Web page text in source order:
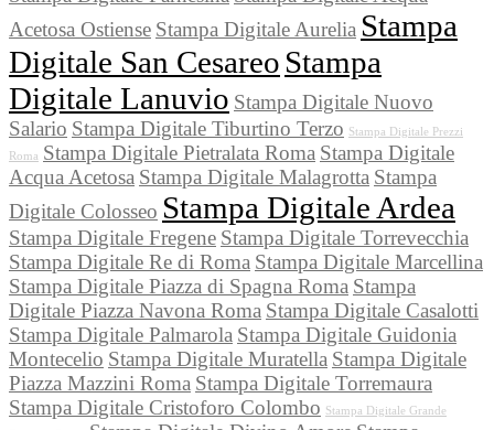
Acetosa Ostiense Stampa Digitale Aurelia Stampa
Digitale San Cesareo Stampa
Digitale Lanuvio Stampa Digitale Nuovo
Salario Stampa Digitale Tiburtino Terzo Stampa Digitale Prezzi
Roma Stampa Digitale Pietralata Roma Stampa Digitale
Acqua Acetosa Stampa Digitale Malagrotta Stampa
Digitale Colosseo Stampa Digitale Ardea
Stampa Digitale Fregene Stampa Digitale Torrevecchia
Stampa Digitale Re di Roma Stampa Digitale Marcellina
Stampa Digitale Piazza di Spagna Roma Stampa
Digitale Piazza Navona Roma Stampa Digitale Casalotti
Stampa Digitale Palmarola Stampa Digitale Guidonia
Montecelio Stampa Digitale Muratella Stampa Digitale
Piazza Mazzini Roma Stampa Digitale Torremaura
Stampa Digitale Cristoforo Colombo Stampa Digitale Grande